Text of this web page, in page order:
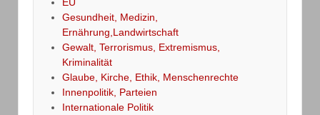
Gesundheit, Medizin,
Ernährung,Landwirtschaft
Gewalt, Terrorismus, Extremismus,
Kriminalität
Glaube, Kirche, Ethik, Menschenrechte
Innenpolitik, Parteien
Internationale Politik